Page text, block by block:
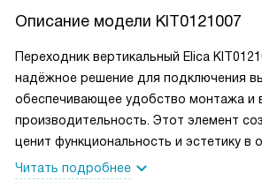
Описание модели KIT0121007
Переходник вертикальный Elica
надёжное решение для подключения
обеспечивающее удобство монтажа и
производительность. Этот элемент
ценит функциональность и эстетику в
Читать подробнее